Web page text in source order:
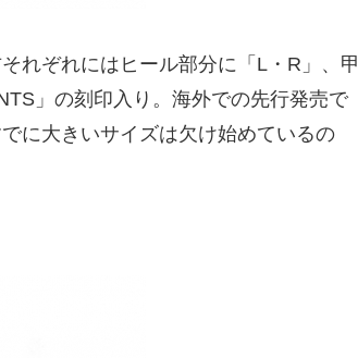
れぞれにはヒール部分に「L・R」、甲
」の刻印入り。海外での先行発売で
に大きいサイズは欠け始めているの